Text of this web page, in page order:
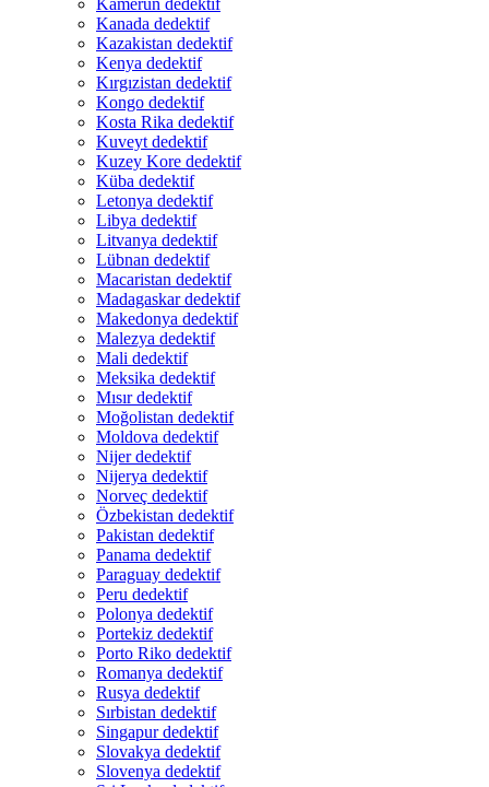
Kanada dedektif
Kazakistan dedektif
Kenya dedektif
Kırgızistan dedektif
Kongo dedektif
Kosta Rika dedektif
Kuveyt dedektif
Kuzey Kore dedektif
Küba dedektif
Letonya dedektif
Libya dedektif
Litvanya dedektif
Lübnan dedektif
Macaristan dedektif
Madagaskar dedektif
Makedonya dedektif
Malezya dedektif
Mali dedektif
Meksika dedektif
Mısır dedektif
Moğolistan dedektif
Moldova dedektif
Nijer dedektif
Nijerya dedektif
Norveç dedektif
Özbekistan dedektif
Pakistan dedektif
Panama dedektif
Paraguay dedektif
Peru dedektif
Polonya dedektif
Portekiz dedektif
Porto Riko dedektif
Romanya dedektif
Rusya dedektif
Sırbistan dedektif
Singapur dedektif
Slovakya dedektif
Slovenya dedektif